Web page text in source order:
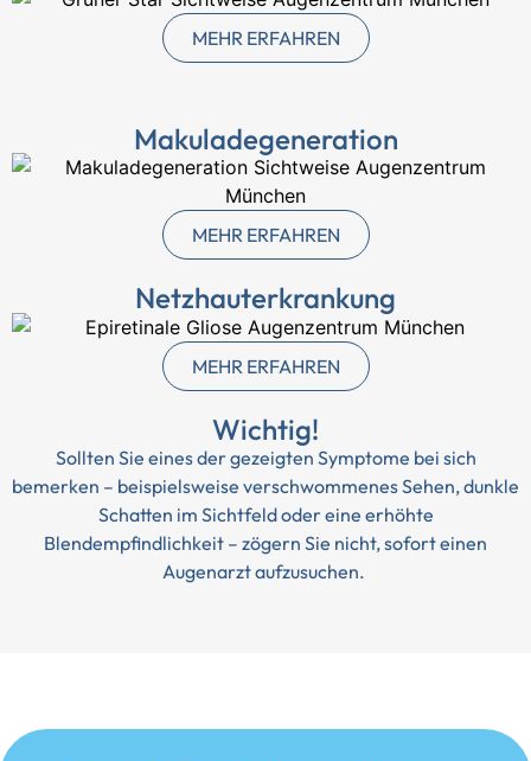
MEHR ERFAHREN
Makuladegeneration
MEHR ERFAHREN
Netzhauterkrankung
MEHR ERFAHREN
Wichtig!
Sollten Sie eines der gezeigten Symptome bei sich
bemerken – beispielsweise verschwommenes Sehen, dunkle
Schatten im Sichtfeld oder eine erhöhte
Blendempfindlichkeit – zögern Sie nicht, sofort einen
Augenarzt aufzusuchen.